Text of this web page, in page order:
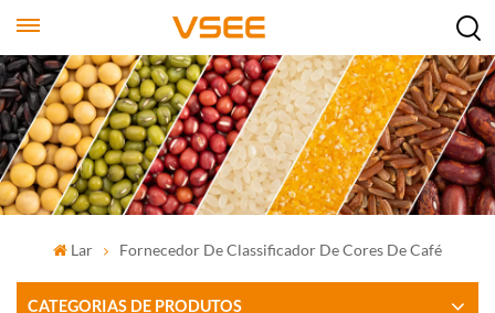
Lar Fornecedor De Classificador De Cores De Café
CATEGORIAS DE PRODUTOS